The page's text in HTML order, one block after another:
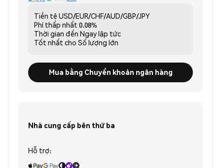
Tiền tệ USD/EUR/CHF/AUD/GBP/JPY
Phí thấp nhất 0.08%
Thời gian đến Ngay lập tức
Tốt nhất cho Số lượng lớn
Mua bằng Chuyển khoản ngân hàng
Nhà cung cấp bên thứ ba
Hỗ trợ: